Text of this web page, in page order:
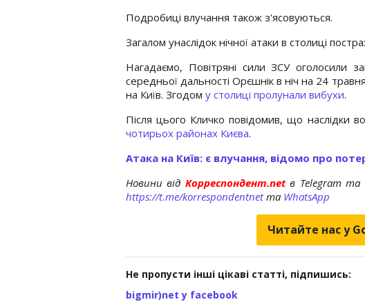
Подробиці влучання також з'ясовуються.
Загалом унаслідок нічної атаки в столиці
Нагадаємо, Повітряні сили ЗСУ оголосили
середньої дальності Орєшнік в ніч на 24
на Київ. Згодом у столиці пролунали вибухи.
Після цього Кличко повідомив, що наслідки
чотирьох районах Києва.
Атака на Київ: є влучання, відомо про
Новини від Корреспондент.netв Telegram та
https://t.me/korrespondentnetта WhatsApp
Читайте нас у
Не пропусти інші цікаві статті, підпишись:
bigmir)net у facebook